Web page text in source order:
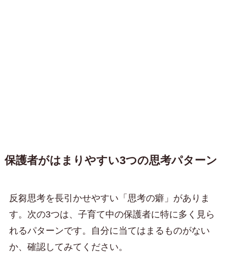
保護者がはまりやすい3つの思考パターン
反芻思考を長引かせやすい「思考の癖」がありま
す。次の3つは、子育て中の保護者に特に多く見ら
れるパターンです。自分に当てはまるものがない
か、確認してみてください。